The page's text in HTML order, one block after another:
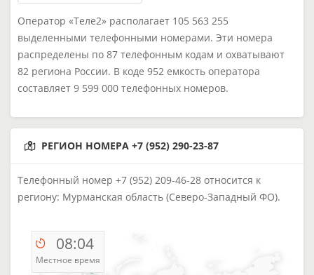
Оператор «Теле2» располагает 105 563 255
выделенными телефонными номерами. Эти номера
распределены по 87 телефонным кодам и охватывают
82 региона России. В коде 952 емкость оператора
составляет 9 599 000 телефонных номеров.
РЕГИОН НОМЕРА +7 (952) 290-23-87
Телефонный номер +7 (952) 209-46-28 относится к
региону: Мурманская область (Северо-Западный ФО).
08:04
Местное время